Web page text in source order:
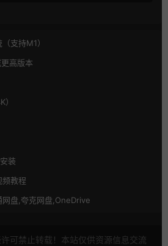
支持M1）
高版本
装
频教程
网盘,夸克网盘,OneDrive
可禁止转载！本站仅供资源信息交流